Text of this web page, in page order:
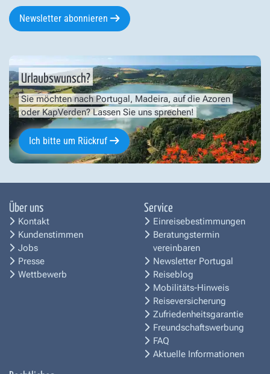
Newsletter abonnieren
Urlaubswunsch?
Sie möchten nach Portugal, Madeira, auf die Azoren
oder KapVerden? Lassen Sie uns sprechen!
Ich bitte um Rückruf
Über uns
Kontakt
Kundenstimmen
Jobs
Presse
Wettbewerb
Service
Einreisebestimmungen
Beratungstermin
vereinbaren
Newsletter Portugal
Reiseblog
Mobilitäts-Hinweis
Reiseversicherung
Zufriedenheitsgarantie
Freundschaftswerbung
FAQ
Aktuelle Informationen